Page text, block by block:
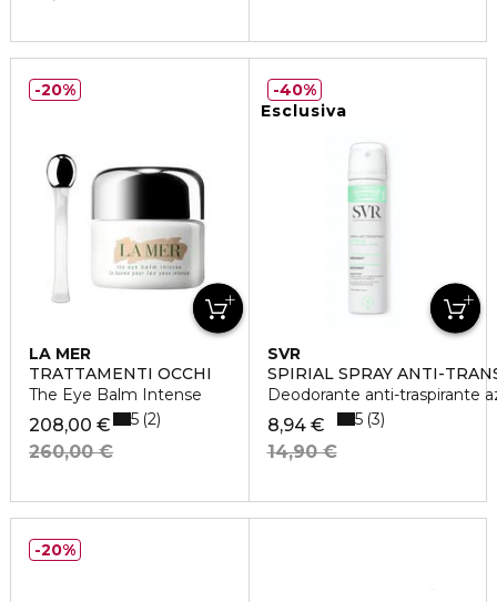
LA MER
TRATTAMENTI OCCHI
The Eye Balm Intense
208,00 €
260,00 €
5 2
20%
Esclusiva
SVR
SPIRIAL SPRAY ANTI-
Deodorante anti-traspirante
8,94 €
14,90 €
5 3
40%
20%